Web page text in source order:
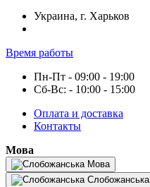
Украина, г. Харьков
Время работы
Пн-Пт - 09:00 - 19:00
Сб-Вс: - 10:00 - 15:00
Оплата и доставка
Контакты
Мова
Мова
Слобожанська